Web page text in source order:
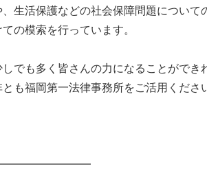
生活保護などの社会保障問題について
の模索を行っています。
でも多く皆さんの力になることができ
も福岡第一法律事務所をご活用くださ